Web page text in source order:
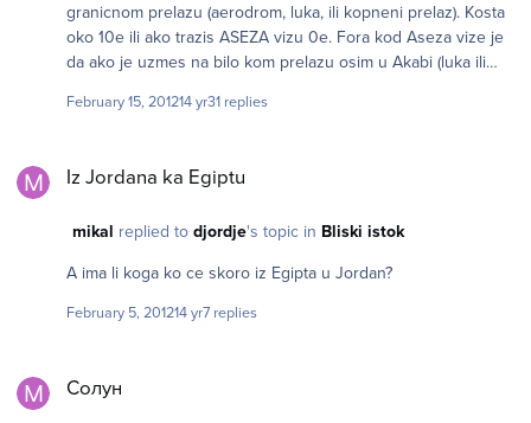
granicnom prelazu (aerodrom, luka, ili kopneni prelaz). Kosta
oko 10e ili ako trazis ASEZA vizu 0e. Fora kod Aseza vize je
da ako je uzmes na bilo kom prelazu osim u Akabi (luka ili
(bez petka i subote) da dodjes u Akabu i da se prijavis u
placa ukoliko si u Jordanu proveo duze od 24h. Taksa od
(osim ako je charter, onda placas sam), a 5 JOD je na ostalim
1JOD=1,1e Valjda je sad jasnije. Jos nesto u vezi Jordana,
Egipta ili Izraela?
February 15, 201214 yr31 replies
Iz Jordana ka Egiptu
mikal replied to djordje's topic in Bliski istok
A ima li koga ko ce skoro iz Egipta u Jordan?
February 5, 201214 yr7 replies
Солун